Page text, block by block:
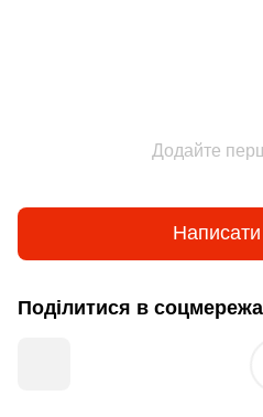
Додайте
Написати
Поділитися в